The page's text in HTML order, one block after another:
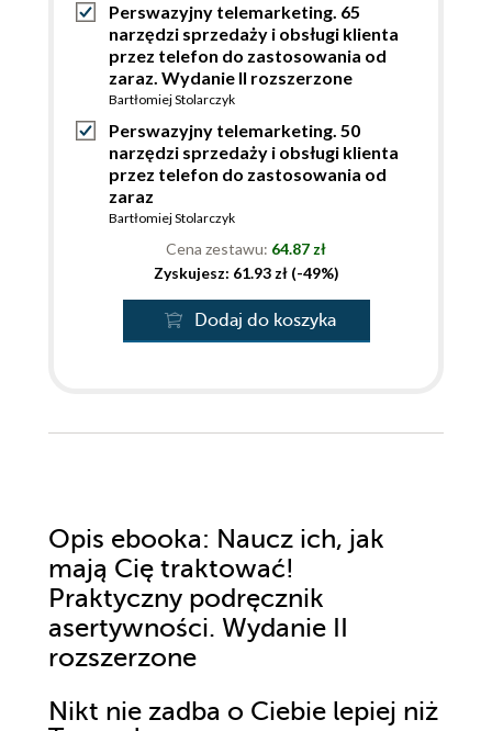
Perswazyjny telemarketing. 65
narzędzi sprzedaży i obsługi klienta
przez telefon do zastosowania od
zaraz. Wydanie II rozszerzone
Bartłomiej Stolarczyk
Perswazyjny telemarketing. 50
narzędzi sprzedaży i obsługi klienta
przez telefon do zastosowania od
zaraz
Bartłomiej Stolarczyk
Cena zestawu: 64.87 zł
Zyskujesz: 61.93 zł (-49%)
Dodaj do koszyka
Opis ebooka: Naucz ich, jak
mają Cię traktować!
Praktyczny podręcznik
asertywności. Wydanie II
rozszerzone
Nikt nie zadba o Ciebie lepiej niż